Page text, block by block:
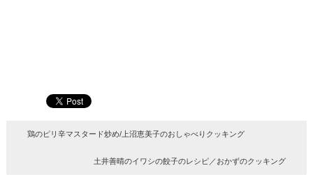
鶏のピリ辛マスタード炒め/上沼恵美子のおしゃべりクッキング
土井善晴のイワシの餃子のレシピ／おかずのクッキング